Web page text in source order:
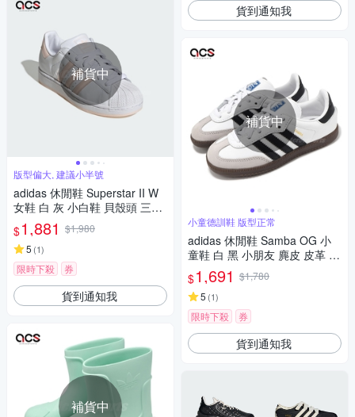
補貨中
版型偏大, 建議小半號
adidas 休閒鞋 Superstar II W
女鞋 白 灰 小白鞋 貝殼頭 三葉
草 愛迪達 JH7056
$1,881 $1,980
5 (1)
限時下殺 券
貨到通知我
補貨中
貨到通知我
補貨中
小童德訓鞋 版型正常
adidas 休閒鞋 Samba OG 小
童鞋 白 黑 小朋友 麂皮 皮革 德
訓鞋 愛迪達 IE3679
$1,691 $1,780
5 (1)
限時下殺 券
貨到通知我